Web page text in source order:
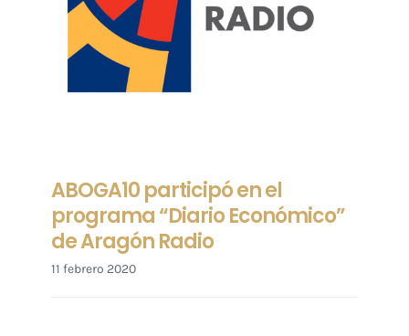
ABOGA10 participó en el
programa “Diario Económico”
de Aragón Radio
11 febrero 2020